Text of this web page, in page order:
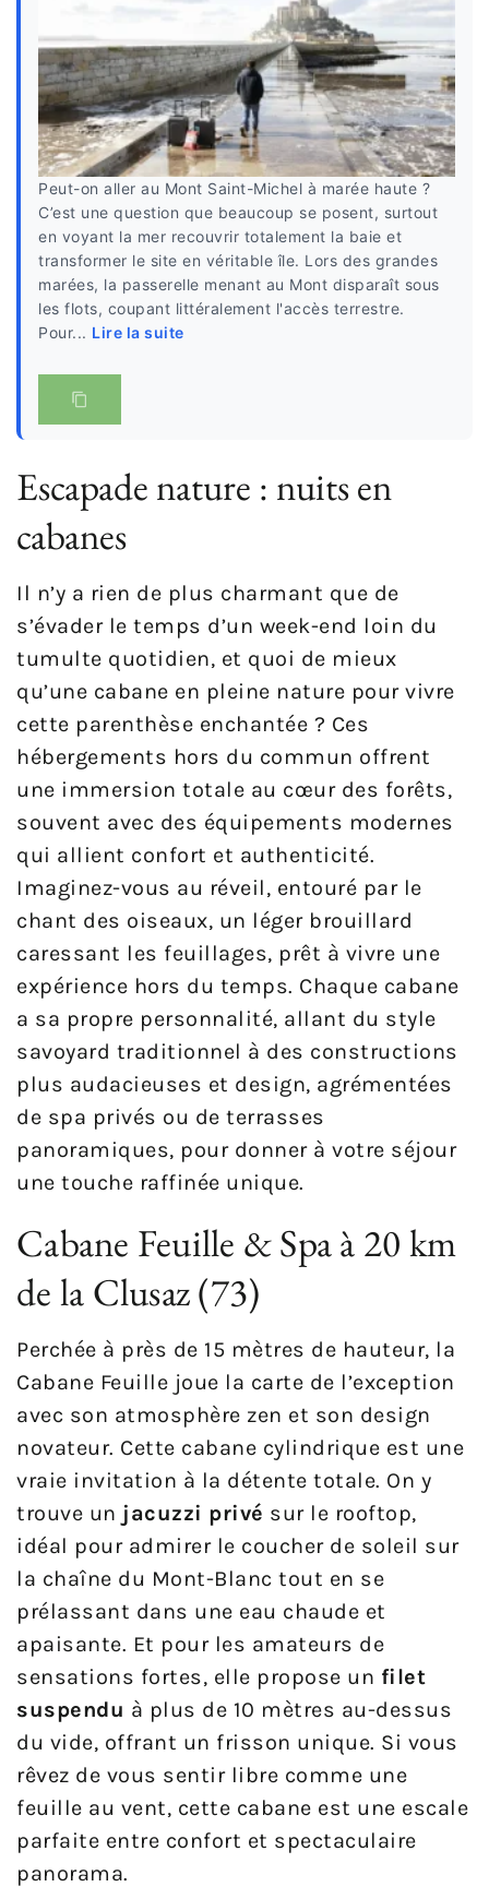
Peut-on aller au Mont Saint-Michel à marée haute ?
C’est une question que beaucoup se posent, surtout
en voyant la mer recouvrir totalement la baie et
transformer le site en véritable île. Lors des grandes
marées, la passerelle menant au Mont disparaît sous
les flots, coupant littéralement l'accès terrestre.
Pour... Lire la suite
Escapade nature : nuits en
cabanes
Il n’y a rien de plus charmant que de
s’évader le temps d’un week-end loin du
tumulte quotidien, et quoi de mieux
qu’une cabane en pleine nature pour vivre
cette parenthèse enchantée ? Ces
hébergements hors du commun offrent
une immersion totale au cœur des forêts,
souvent avec des équipements modernes
qui allient confort et authenticité.
Imaginez-vous au réveil, entouré par le
chant des oiseaux, un léger brouillard
caressant les feuillages, prêt à vivre une
expérience hors du temps. Chaque cabane
a sa propre personnalité, allant du style
savoyard traditionnel à des constructions
plus audacieuses et design, agrémentées
de spa privés ou de terrasses
panoramiques, pour donner à votre séjour
une touche raffinée unique.
Cabane Feuille & Spa à 20 km
de la Clusaz (73)
Perchée à près de 15 mètres de hauteur, la
Cabane Feuille joue la carte de l’exception
avec son atmosphère zen et son design
novateur. Cette cabane cylindrique est une
vraie invitation à la détente totale. On y
trouve un jacuzzi privé sur le rooftop,
idéal pour admirer le coucher de soleil sur
la chaîne du Mont-Blanc tout en se
prélassant dans une eau chaude et
apaisante. Et pour les amateurs de
sensations fortes, elle propose un filet
suspendu à plus de 10 mètres au-dessus
du vide, offrant un frisson unique. Si vous
rêvez de vous sentir libre comme une
feuille au vent, cette cabane est une escale
parfaite entre confort et spectaculaire
panorama.